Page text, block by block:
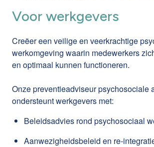
Voor werkgevers
Creëer een veilige en veerkrachtige
werkomgeving waarin medewerkers
en optimaal kunnen functioneren.
Onze preventieadviseur psychosociale
ondersteunt werkgevers met:
Beleidsadvies rond psychosociaal
Aanwezigheidsbeleid en re-